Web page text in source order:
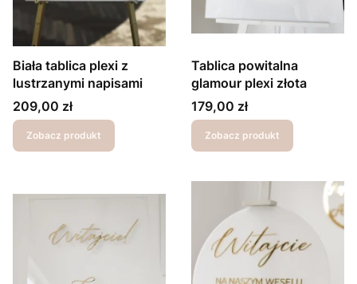
Biała tablica plexi z
lustrzanymi napisami
Cena
209,00 zł
Zobacz produkt
Tablica powitalna
glamour plexi złota
Cena
179,00 zł
Zobacz produkt